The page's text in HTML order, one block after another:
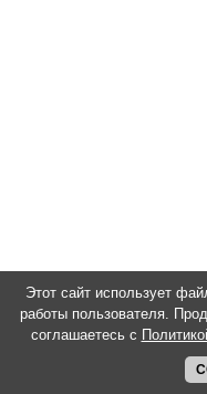
Этот сайт использует
работы пользователя.
соглашаетесь с